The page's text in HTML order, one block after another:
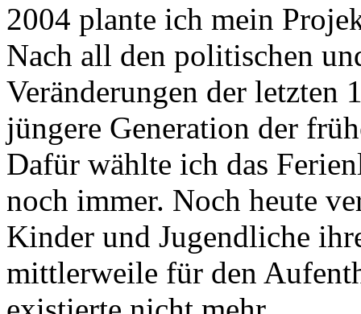
2004 plante ich mein
Nach all den politischen
Veränderungen der letzten
jüngere Generation der
Dafür wählte ich das
noch immer. Noch heute
Kinder und Jugendliche
mittlerweile für den